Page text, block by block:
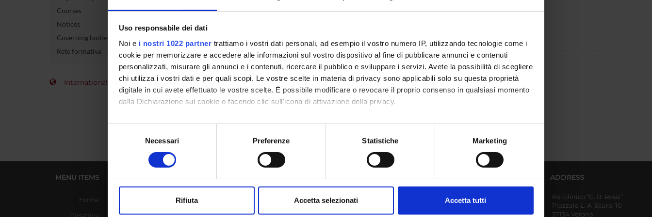
Uso responsabile dei dati
Noi e i nostri 1022 partner trattiamo i vostri dati personali, ad esempio il vostro numero IP, utilizzando tecnologie come i
cookie per memorizzare e accedere alle informazioni sul vostro dispositivo al fine di pubblicare annunci e contenuti
personalizzati, misurare gli annunci e i contenuti, ricercare il pubblico e sviluppare i servizi. Avete la possibilità di scegliere
chi utilizza i vostri dati e per quali scopi. Le vostre scelte in materia di privacy sono applicabili solo su questa proprietà
digitale in cui avete effettuato le vostre scelte. È possibile modificare o revocare il proprio consenso in qualsiasi momento
dalla Dichiarazione sui cookie o facendo clic sull'icona di attivazione della privacy.
Con il tuo consenso, vorremmo anche:
raccogliere informazioni sulla tua posizione geografica, con un'approssimazione di qualche metro,
digitali).
modificare o ritirare il tuo consenso in qualsiasi momento dalla Dichiarazione sui cookie.
Necessari Preferenze Statistiche Marketing
Rifiuta Accetta selezionati Accetta tutti
Courses
Notices
Governing bodies
Rete formativa
International Students
Academic sector - - -
MENU ITEMS
Home
USEFUL LINKS
Azienda Ospedaliera
AFFERENT DEPARTMENTS
Diagnostics and Public
ADDRESS
Policlinico “G. B. Rossi”
Piazzale L. A. Scuro, 10
37134 Verona